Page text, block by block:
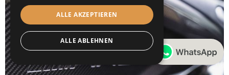
ALLE AKZEPTIEREN
ALLE ABLEHNEN